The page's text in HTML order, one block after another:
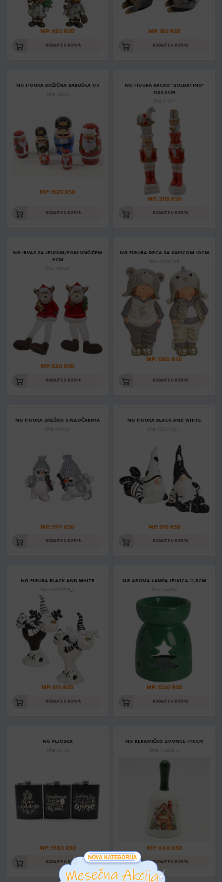
MP: 450 RSD
DODAJTE U KORPU
MP: 150 RSD
DODAJTE U KORPU
NG FIGURA BOŽIČNA BABUŠKA 1/3
Šifra: 76643
MP: 1520 RSD
DODAJTE U KORPU
NG FIGURA KRCKO "SOLDATINO"
H23,5CM
Šifra: 51077
MP: 2118 RSD
DODAJTE U KORPU
NG IRVAS SA JELKOM/POKLONČIĆEM
9CM
Šifra: 199040
MP: 580 RSD
DODAJTE U KORPU
NG FIGURA DECA SA KAPICOM 10CM
Šifra: 10030188
MP: 1250 RSD
DODAJTE U KORPU
NG FIGURA SNEŠKO S NAOČARIMA
Šifra: 468636
MP: 399 RSD
DODAJTE U KORPU
NG FIGURA BLACK AND WHITE
Šifra: 10027728_1
MP: 510 RSD
DODAJTE U KORPU
NG FIGURA BLACK AND WHITE
Šifra: 10027728_2
MP: 510 RSD
DODAJTE U KORPU
NG AROMA LAMPA JELKICA 11,5CM
Šifra: 144784
MP: 1220 RSD
DODAJTE U KORPU
NG PLJOSKA
Šifra: 35770
MP: 1980 RSD
DODAJTE U KORPU
NG KERAMIČKO ZVONCE H15CM
Šifra: 172809_3
MP: 660 RSD
DODAJTE U KORPU